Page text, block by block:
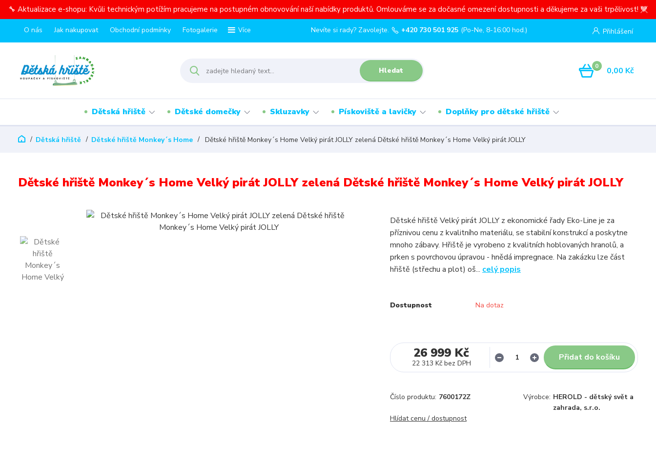
🔧 Aktualizace e-shopu: Kvůli technickým potížím pracujeme na postupném obnovování naší nabídky produktů. Omlouváme se za dočasné omezení dostupnosti a děkujeme za vaši trpělivost! 💙
O nás Jak nakupovat Obchodní podmínky Fotogalerie Více Přihlášení
Hledat
Nevíte si rady? Zavolejte. +420 730 501 925 (Po-Ne, 8-16:00 hod.)
0 0,00 Kč
Dětská hřiště Dětské domečky Skluzavky Pískoviště a lavičky Doplňky pro dětské hřiště
Dětská hřiště Dětské hřiště Monkey´s Home Dětské hřiště Monkey´s Home Velký pirát JOLLY zelená Dětské hřiště Monkey´s Home Velký pirát JOLLY
Dětské hřiště Monkey´s Home Velký pirát JOLLY zelená Dětské hřiště Monkey´s Home Velký pirát JOLLY
Dětské hřiště Velký pirát JOLLY z ekonomické řady Eko-Line je za
příznivou cenu z kvalitního materiálu, se stabilní konstrukcí a poskytne
mnoho zábavy. Hřiště je vyrobeno z kvalitních hoblovaných hranolů, a
prken s povrchovou úpravou - hnědá impregnace. Na zakázku lze část
hřiště (střechu a plot) oš... celý popis
Dostupnost Na dotaz
26 999 Kč
22 313 Kč bez DPH
Přidat do košíku
Číslo produktu: 7600172Z Výrobce: HEROLD - dětský svět a
zahrada, s.r.o.
Hlídat cenu / dostupnost